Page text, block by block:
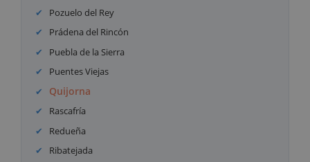
Pozuelo del Rey
Prádena del Rincón
Puebla de la Sierra
Puentes Viejas
Quijorna
Rascafría
Redueña
Ribatejada